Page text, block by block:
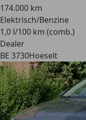
174.000 km
Elektrisch/Benzine
1,0 l/100 km (comb.)
Dealer
BE 3730Hoeselt